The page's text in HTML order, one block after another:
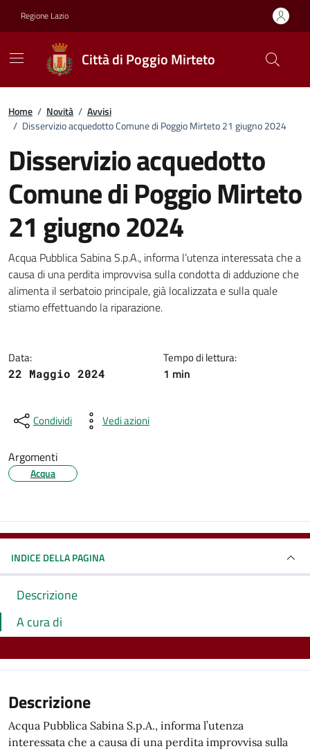
Regione Lazio
Città di Poggio Mirteto
Home / Novità / Avvisi
/ Disservizio acquedotto Comune di Poggio Mirteto 21 giugno 2024
Disservizio acquedotto
Comune di Poggio Mirteto
21 giugno 2024
Dettagli della notizia
Acqua Pubblica Sabina S.p.A., informa l’utenza interessata che a
causa di una perdita improvvisa sulla condotta di adduzione che
alimenta il serbatoio principale, già localizzata e sulla quale
stiamo effettuando la riparazione.
Data:
22 Maggio 2024
Tempo di lettura:
1 min
Condividi Vedi azioni
Argomenti
Acqua
INDICE DELLA PAGINA
Descrizione
A cura di
Descrizione
Acqua Pubblica Sabina S.p.A., informa l’utenza
interessata che a causa di una perdita improvvisa sulla